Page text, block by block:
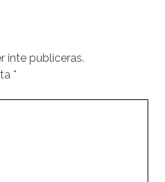
inte publiceras.
*